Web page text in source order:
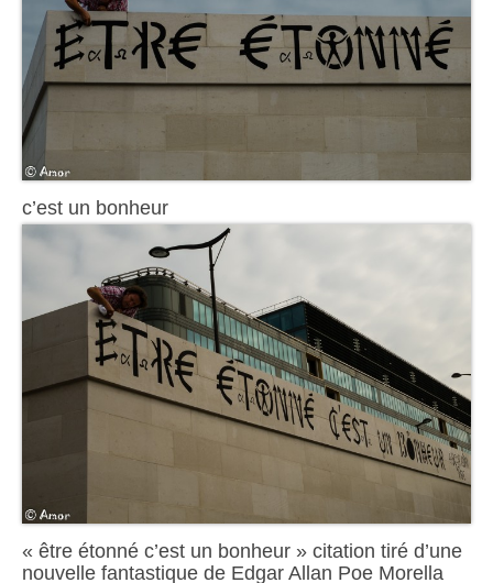
c’est un bonheur
« être étonné c’est un bonheur » citation tiré d’une
nouvelle fantastique de Edgar Allan Poe Morella